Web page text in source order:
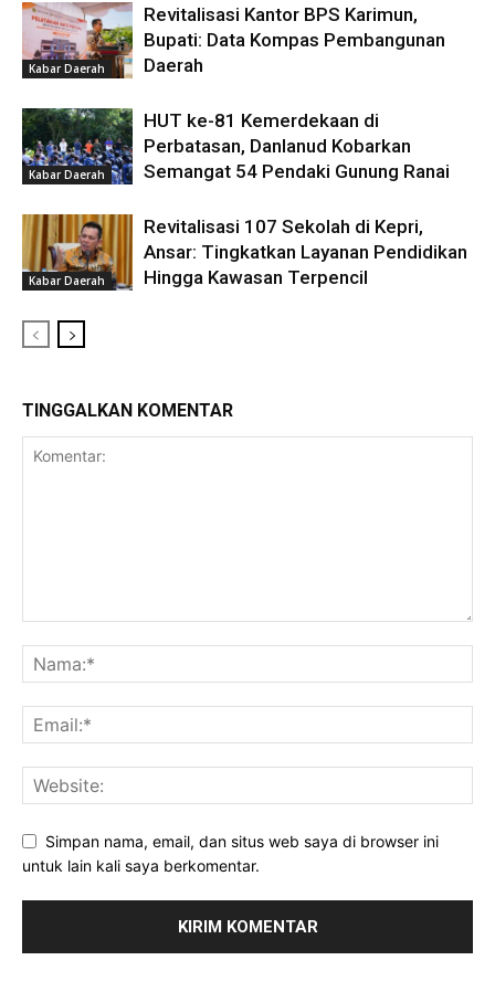
Kabar Daerah
Revitalisasi Kantor BPS Karimun,
Bupati: Data Kompas Pembangunan
Daerah
Kabar Daerah
HUT ke-81 Kemerdekaan di
Perbatasan, Danlanud Kobarkan
Semangat 54 Pendaki Gunung Ranai
Kabar Daerah
Revitalisasi 107 Sekolah di Kepri,
Ansar: Tingkatkan Layanan Pendidikan
Hingga Kawasan Terpencil
TINGGALKAN KOMENTAR
Simpan nama, email, dan situs web saya di browser ini
untuk lain kali saya berkomentar.